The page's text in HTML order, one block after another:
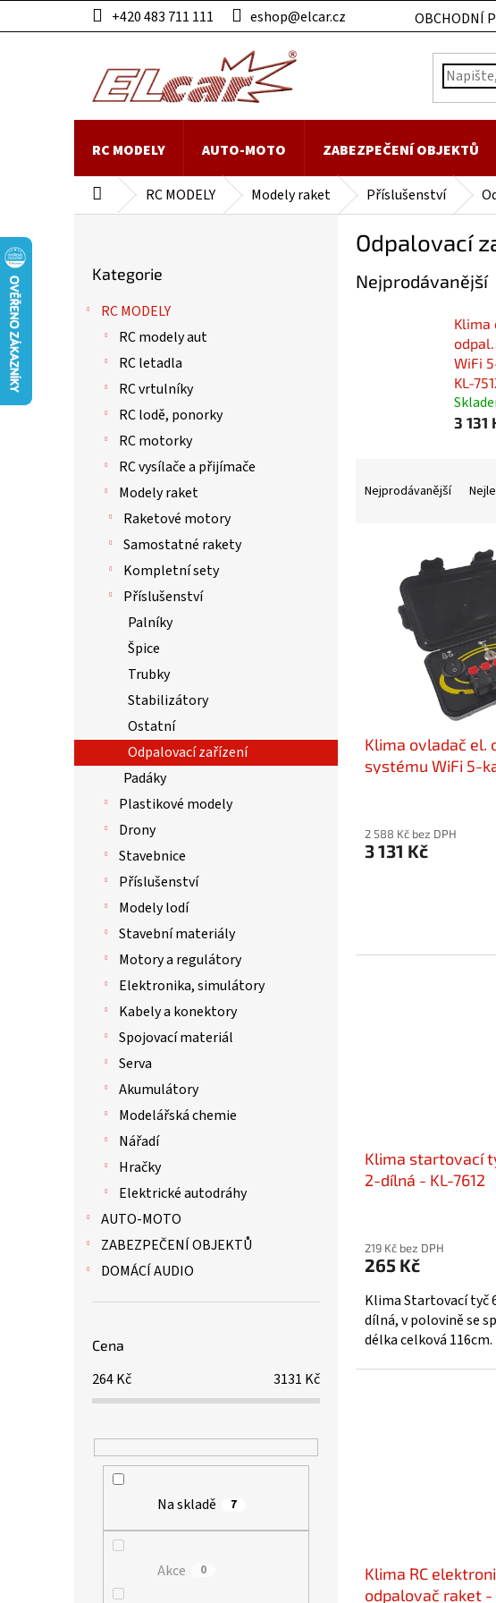
na
+420 483 711 111 eshop@elcar.cz OBCHODNÍ
RC MODELY AUTO-MOTO ZABEZPEČENÍ OBJEKTŮ
Domů RC MODELY Modely raket Příslušenství
kategorie
Kategorie
RC MODELY
RC modely aut
RC letadla
RC vrtulníky
RC lodě, ponorky
RC motorky
RC vysílače a přijímače
Modely raket
Raketové motory
Samostatné rakety
Kompletní sety
Příslušenství
Palníky
Špice
Trubky
Stabilizátory
Ostatní
Odpalovací zařízení
Padáky
Plastikové modely
Drony
Stavebnice
Příslušenství
Modely lodí
Stavební materiály
Motory a regulátory
Elektronika, simulátory
Kabely a konektory
Spojovací materiál
Serva
Akumulátory
Modelářská chemie
Nářadí
Hračky
Elektrické autodráhy
AUTO-MOTO
ZABEZPEČENÍ OBJEKTŮ
DOMÁCÍ AUDIO
Cena
264Kč 3131 Kč
Na skladě 7
Akce 0
Odpalovací
Nejprodávanější
Klima
WiFi
KL-
3 131
Nejprodávanější
Klima ovladač el.
systému WiFi 5-
2 588 Kč bez DPH
3 131 Kč
Klima startovací
2-dílná - KL-7612
219 Kč bez DPH
265 Kč
Klima Startovací tyč
dílná, v polovině se
délka celková 116cm.
Klima RC
odpalovač raket -